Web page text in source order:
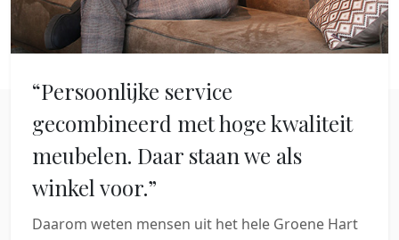
“Persoonlijke service
gecombineerd met hoge kwaliteit
meubelen. Daar staan we als
winkel voor.”
Daarom weten mensen uit het hele Groene Hart